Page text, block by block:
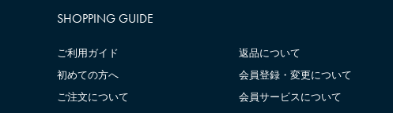
SHOPPING GUIDE
ご利用ガイド
初めての方へ
ご注文について
返品について
会員登録・変更について
会員サービスについて